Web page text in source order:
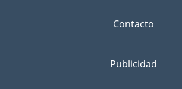
Contacto
Publicidad